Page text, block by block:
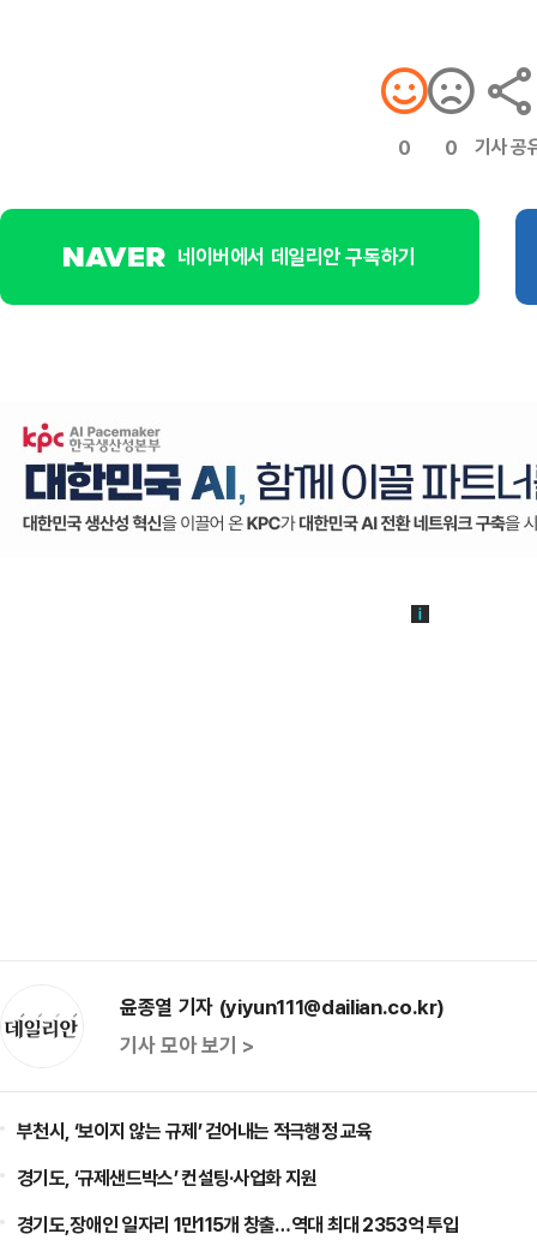
0 0 기사 공
네이버에서 데일리안 구독하기
윤종열 기자 (yiyun111@dailian.co.kr)
기사 모아 보기 >
부천시, ‘보이지 않는 규제’ 걷어내는 적극행정 교육
경기도, ‘규제샌드박스’ 컨설팅·사업화 지원
경기도,장애인 일자리 1만115개 창출…역대 최대 2353억 투입